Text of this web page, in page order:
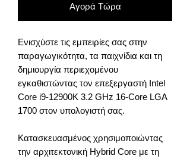
Αγορά Τώρα
Ενισχύστε τις εμπειρίες σας στην
παραγωγικότητα, τα παιχνίδια και τη
δημιουργία περιεχομένου
εγκαθιστώντας τον επεξεργαστή Intel
Core i9-12900K 3.2 GHz 16-Core LGA
1700 στον υπολογιστή σας.
Κατασκευασμένος χρησιμοποιώντας
την αρχιτεκτονική Hybrid Core με τη